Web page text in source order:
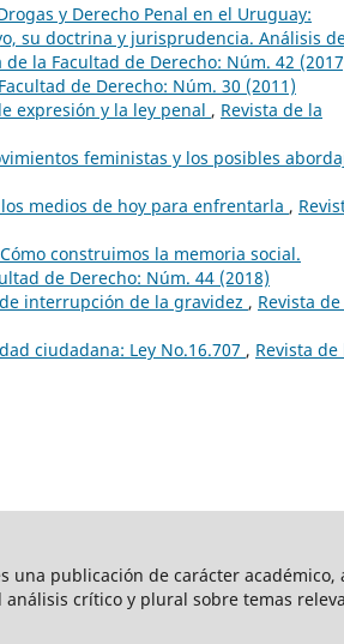
y Derecho Penal en el Uruguay:
su doctrina y jurisprudencia. Análisis
de la Facultad de Derecho: Núm. 42
de Derecho: Núm. 30 (2011)
expresión y la ley penal , Revista de la
feministas y los posibles
medios de hoy para enfrentarla ,
Cómo construimos la memoria social.
de Derecho: Núm. 44 (2018)
interrupción de la gravidez , Revista
ciudadana: Ley No.16.707 , Revista de
una publicación de carácter
crítico y plural sobre temas